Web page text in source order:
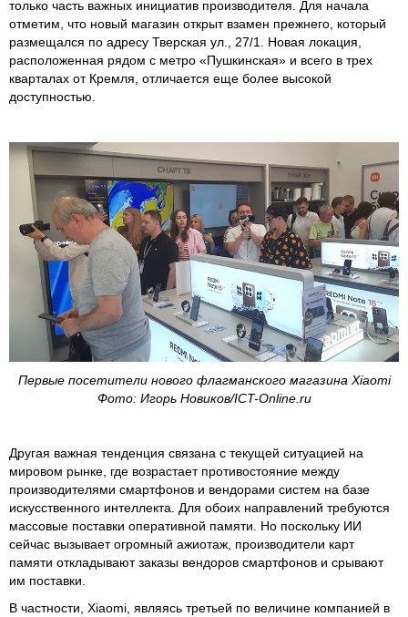
только часть важных инициатив производителя. Для начала
отметим, что новый магазин открыт взамен прежнего, который
размещался по адресу Тверская ул., 27/1. Новая локация,
расположенная рядом с метро «Пушкинская» и всего в трех
кварталах от Кремля, отличается еще более высокой
доступностью.
Первые посетители нового флагманского магазина Xiaomi
Фото: Игорь Новиков/ICT-Online.ru
Другая важная тенденция связана с текущей ситуацией на
мировом рынке, где возрастает противостояние между
производителями смартфонов и вендорами систем на базе
искусственного интеллекта. Для обоих направлений требуются
массовые поставки оперативной памяти. Но поскольку ИИ
сейчас вызывает огромный ажиотаж, производители карт
памяти откладывают заказы вендоров смартфонов и срывают
им поставки.
В частности, Xiaomi, являясь третьей по величине компанией в